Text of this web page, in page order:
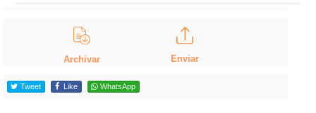
Archivar Enviar
Tweet Like WhatsApp